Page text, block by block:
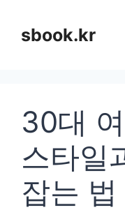
sbook.kr
30대
스타일
잡는 법